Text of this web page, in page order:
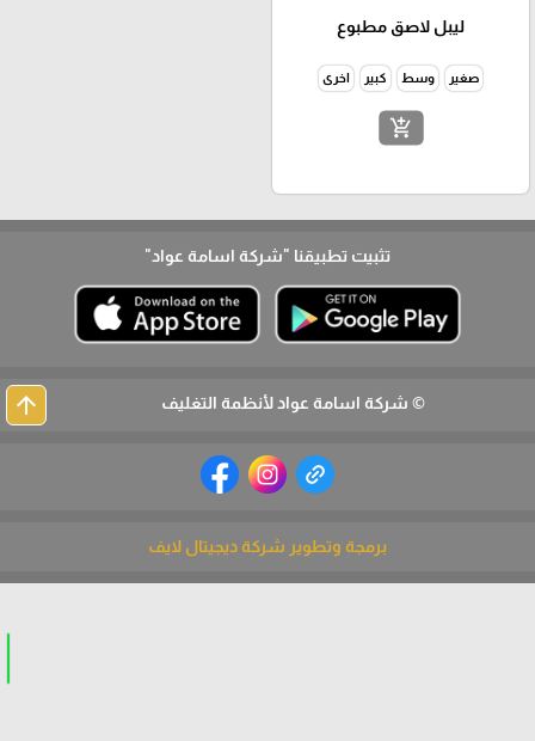
ليبل لاصق مطبوع
صغير وسط كبير اخرى
add_shopping_cart
تثبيت تطبيقنا "شركة اسامة عواد"
© شركة اسامة عواد لأنظمة التغليف arrow_upward
برمجة وتطوير شركة ديجيتال لايف